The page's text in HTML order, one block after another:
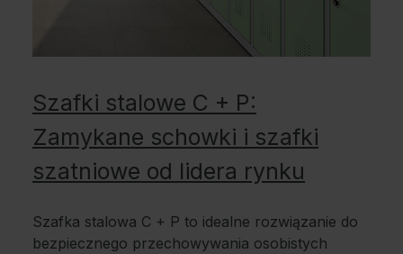
Szafki stalowe C + P:
Zamykane schowki i szafki
szatniowe od lidera rynku
Szafka stalowa C + P to idealne rozwiązanie do
bezpiecznego przechowywania osobistych